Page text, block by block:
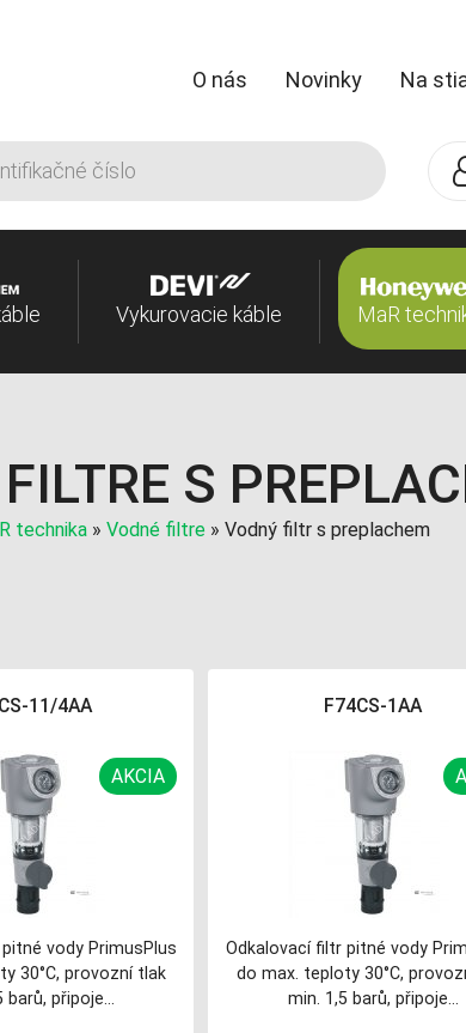
O nás Novinky Na
Vykurovacie káble MaR
S
technika » Vodné filtre » Vodný filtr s preplachem
AKCIA
11/4AA
vody PrimusPlus
30°C, provozní tlak
barů, připoje…
F74CS-1AA
Odkalovací filtr pitné vody
do max. teploty 30°C,
min. 1,5 barů, připoje…